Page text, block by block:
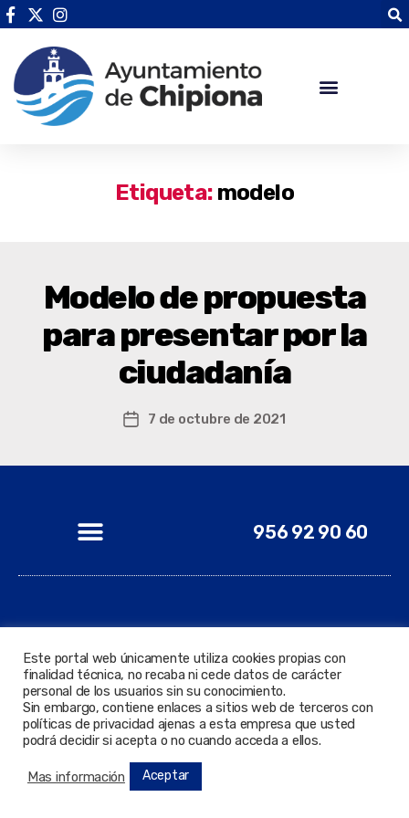
Etiqueta: modelo
Modelo de propuesta
para presentar por la
ciudadanía
7 de octubre de 2021
956 92 90 60
Nuevas Tecnologías.
Este portal web únicamente utiliza cookies propias con
finalidad técnica, no recaba ni cede datos de carácter
personal de los usuarios sin su conocimiento.
Sin embargo, contiene enlaces a sitios web de terceros con
políticas de privacidad ajenas a esta empresa que usted
podrá decidir si acepta o no cuando acceda a ellos.
Mas información Aceptar